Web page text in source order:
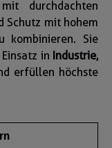
durchdachten
Schutz mit hohem
kombinieren. Sie
in Industrie,
erfüllen höchste